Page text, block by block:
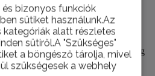
bizonyos funkciók
sütiket használunk.Az
kategóriák alatt részletes
sütiről.A "Szükséges"
a böngésző tárolja, mivel
szükségesek a webhely
szaktanácsadóink segítségét!
telephelyünkön van lehetőség
szükség esetén.